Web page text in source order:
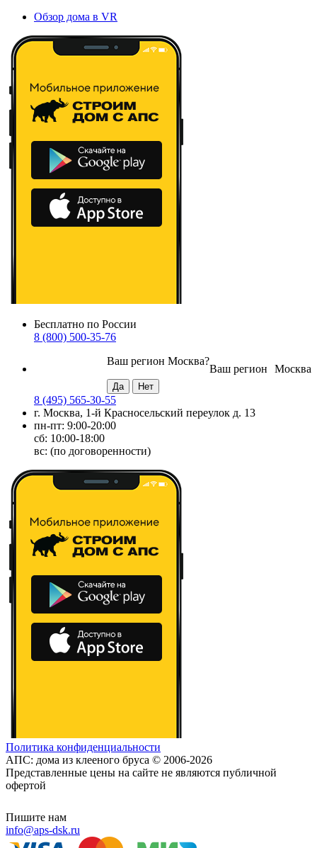
Обзор дома в VR
Бесплатно по России
8 (800) 500-35-76
Москва
Ваш регион
Ваш регион Москва?
8 (495) 565-30-55
г. Москва, 1-й Красносельский переулок д. 13
пн-пт: 9:00-20:00
сб: 10:00-18:00
вс: (по договоренности)
Политика конфиденциальности
АПС: дома из клееного бруса © 2006-2026
Представленные цены на сайте не являются публичной
офертой
Пишите нам
info@aps-dsk.ru